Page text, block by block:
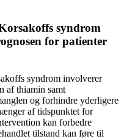
syndrom
for patienter
syndrom involverer
af thiamin samt
og forhindre yderligere
af tidspunktet for
kan forbedre
tilstand kan føre til